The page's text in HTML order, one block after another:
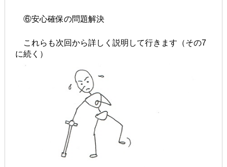
⑥安心確保の問題解決
これらも次回から詳しく説明して行きます（その7
に続く）